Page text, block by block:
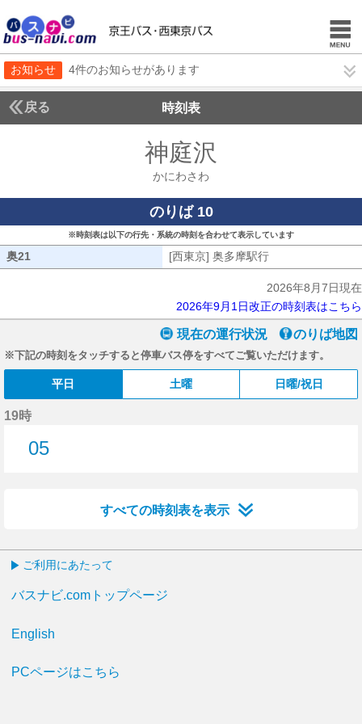
お知らせ 4件のお知らせがあります
戻る 時刻表
神庭沢
かにわさわ
のりば 10
※時刻表は以下の行先・系統の時刻を合わせて表示しています
奥21 [西東京] 奥多摩駅行
2026年8月7日現在
2026年9月1日改正の時刻表はこちら
現在の運行状況 のりば地図
※下記の時刻をタッチすると停車バス停をすべてご覧いただけます。
平日 土曜 日曜/祝日
19時
05
すべての時刻表を表示
ご利用にあたって
バスナビ.comトップページ
English
PCページはこちら